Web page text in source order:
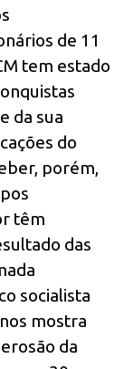
de 11
tem estado
da sua
do
porém,
têm
das
socialista
mostra
da